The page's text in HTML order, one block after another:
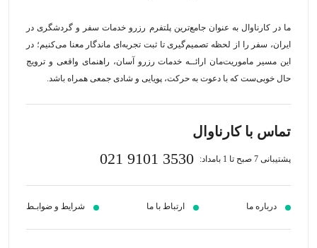
ما در کارناوال به عنوان جامع‌ترین پلتفرم رزرو خدمات سفر و گردشگری در
ایران، سفر را از لحظه‌ تصمیم‌گیری تا ثبت تجربه‌ای ماندگار معنا می‌کنیم؛ در
این مسیر‍ ماموریت‌مان اراﺋــﻪ خدمات رزرو آسان، راهنمای واقعی و ترویج
حال خوبی‌ست که با دعوت به حرکت، پویایی و شادی جمعی همراه باشد.
تماس با کارناوال
پشتیبانی 7 صبح تا 1 بامداد: 021 9101 3530
درباره ما ارتباط با ما شرایط و ضوابـط